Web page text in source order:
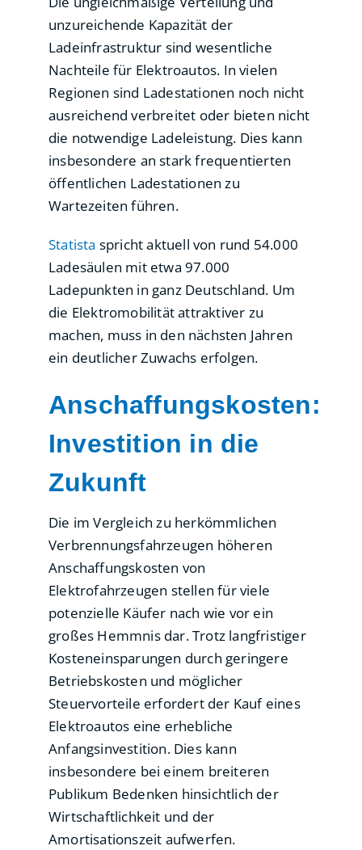
unzureichende Kapazität der
Ladeinfrastruktur sind wesentliche
Nachteile für Elektroautos. In vielen
Regionen sind Ladestationen noch nicht
ausreichend verbreitet oder bieten nicht
die notwendige Ladeleistung. Dies kann
insbesondere an stark frequentierten
öffentlichen Ladestationen zu
Wartezeiten führen.
Statista spricht aktuell von rund 54.000
Ladesäulen mit etwa 97.000
Ladepunkten in ganz Deutschland. Um
die Elektromobilität attraktiver zu
machen, muss in den nächsten Jahren
ein deutlicher Zuwachs erfolgen.
Anschaffungskosten:
Investition in die
Zukunft
Die im Vergleich zu herkömmlichen
Verbrennungsfahrzeugen höheren
Anschaffungskosten von
Elektrofahrzeugen stellen für viele
potenzielle Käufer nach wie vor ein
großes Hemmnis dar. Trotz langfristiger
Kosteneinsparungen durch geringere
Betriebskosten und möglicher
Steuervorteile erfordert der Kauf eines
Elektroautos eine erhebliche
Anfangsinvestition. Dies kann
insbesondere bei einem breiteren
Publikum Bedenken hinsichtlich der
Wirtschaftlichkeit und der
Amortisationszeit aufwerfen.